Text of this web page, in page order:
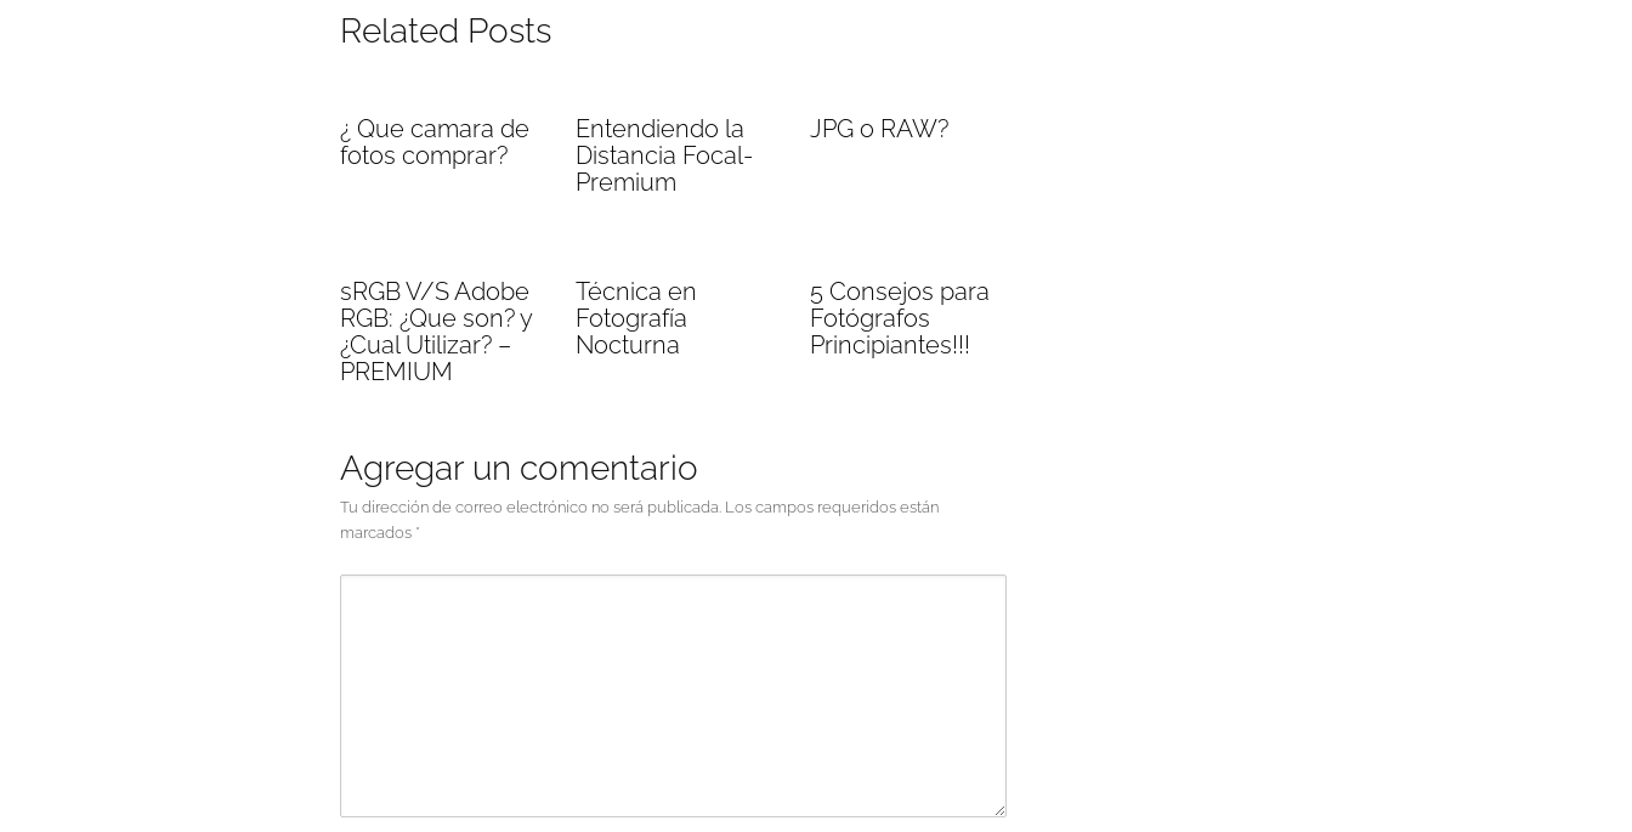
Related Posts
¿ Que camara de
fotos comprar?
Entendiendo la
Distancia Focal-
Premium
JPG o RAW?
sRGB V/S Adobe
RGB: ¿Que son? y
¿Cual Utilizar? –
PREMIUM
Técnica en
Fotografía
Nocturna
5 Consejos para
Fotógrafos
Principiantes!!!
Agregar un comentario
Tu dirección de correo electrónico no será publicada. Los campos requeridos están
marcados *